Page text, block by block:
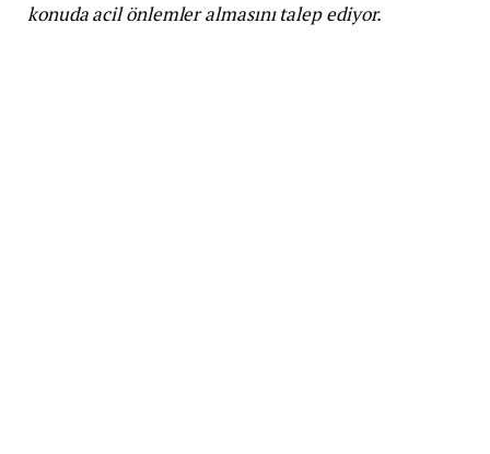
konuda acil önlemler almasını talep ediyor.